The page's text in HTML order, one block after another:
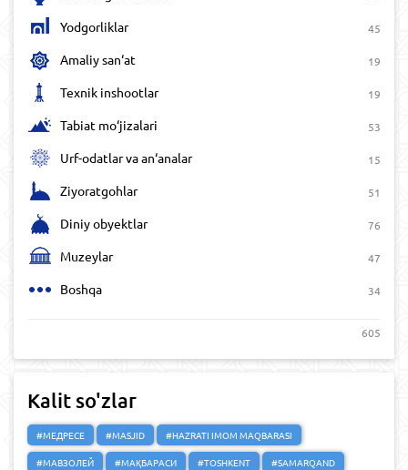
Yodgorliklar 45
Amaliy san‘at 19
Texnik inshootlar 19
Tabiat mo‘jizalari 53
Urf-odatlar va an‘analar 15
Ziyoratgohlar 51
Diniy obyektlar 76
Muzeylar 47
Boshqa 34
605
Kalit so'zlar
#МЕДРЕСЕ #MASJID
#HAZRATI IMOM MAQBARASI
#МАВЗОЛЕЙ
#МАҚБАРАСИ #TOSHKENT
#SAMARQAND